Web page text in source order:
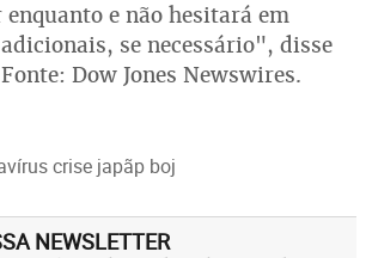
e não hesitará em
se necessário", disse
Dow Jones Newswires.
crise japãp boj
NEWSLETTER